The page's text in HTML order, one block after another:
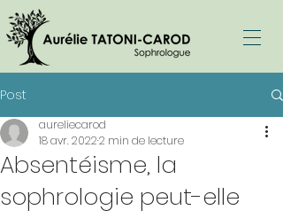
Post
Absentéisme, la
sophrologie peut-elle
aureliecarod
18 avr. 20222 min de lecture